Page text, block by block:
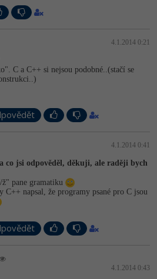
(AI)
4.1.2014 0:21
C a C++ si nejsou podobné..(stačí se
4.1.2014 0:41
co jsi odpověděl, děkuji, ale raději bych
pane gramatiku
C++ napsal, že programy psané pro C jsou
4.1.2014 0:43